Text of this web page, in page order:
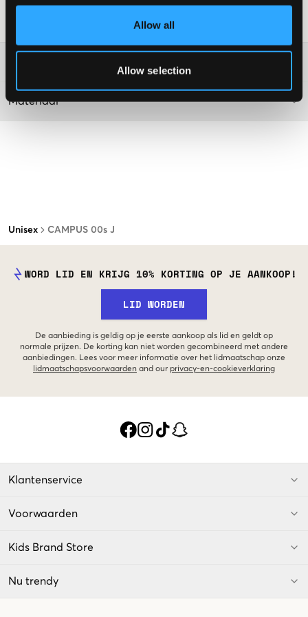
Allow all
Allow selection
Unisex CAMPUS 00s J
Materiaal
WORD LID EN KRIJG 10% KORTING OP JE AANKOOP!
LID WORDEN
De aanbieding is geldig op je eerste aankoop als lid en geldt op
normale prijzen. De korting kan niet worden gecombineerd met andere
aanbiedingen. Lees voor meer informatie over het lidmaatschap onze
lidmaatschapsvoorwaarden and our privacy-en-cookieverklaring
Klantenservice
Voorwaarden
Kids Brand Store
Nu trendy